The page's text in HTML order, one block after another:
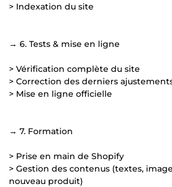
> Indexation du site
→ 6. Tests & mise en ligne
> Vérification complète du site
> Correction des derniers
> Mise en ligne officielle
→ 7. Formation
> Prise en main de Shopify
> Gestion des contenus (textes,
nouveau produit)